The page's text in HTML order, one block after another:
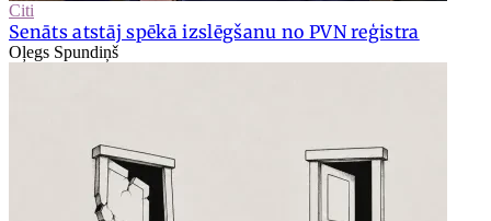
Citi
Senāts atstāj spēkā izslēgšanu no PVN reģistra
Oļegs Spundiņš